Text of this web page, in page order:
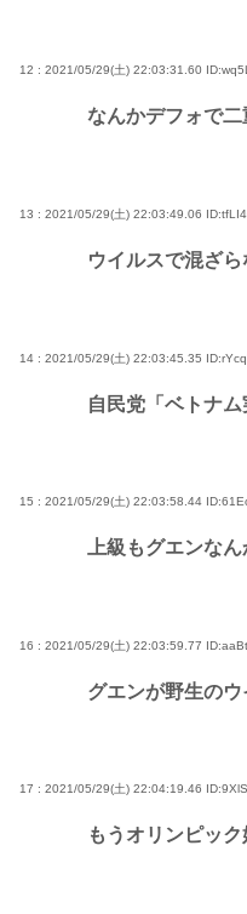
12 : 2021/05/29(土) 22:03:31.60
なんかデフォで
13 : 2021/05/29(土) 22:03:49.06
ウイルスで混ざ
14 : 2021/05/29(土) 22:03:45.35
自民党「ベトナム
15 : 2021/05/29(土) 22:03:58.44
上級もグエンなん
16 : 2021/05/29(土) 22:03:59.77
グエンが野生の
17 : 2021/05/29(土) 22:04:19.46
もうオリンピッ